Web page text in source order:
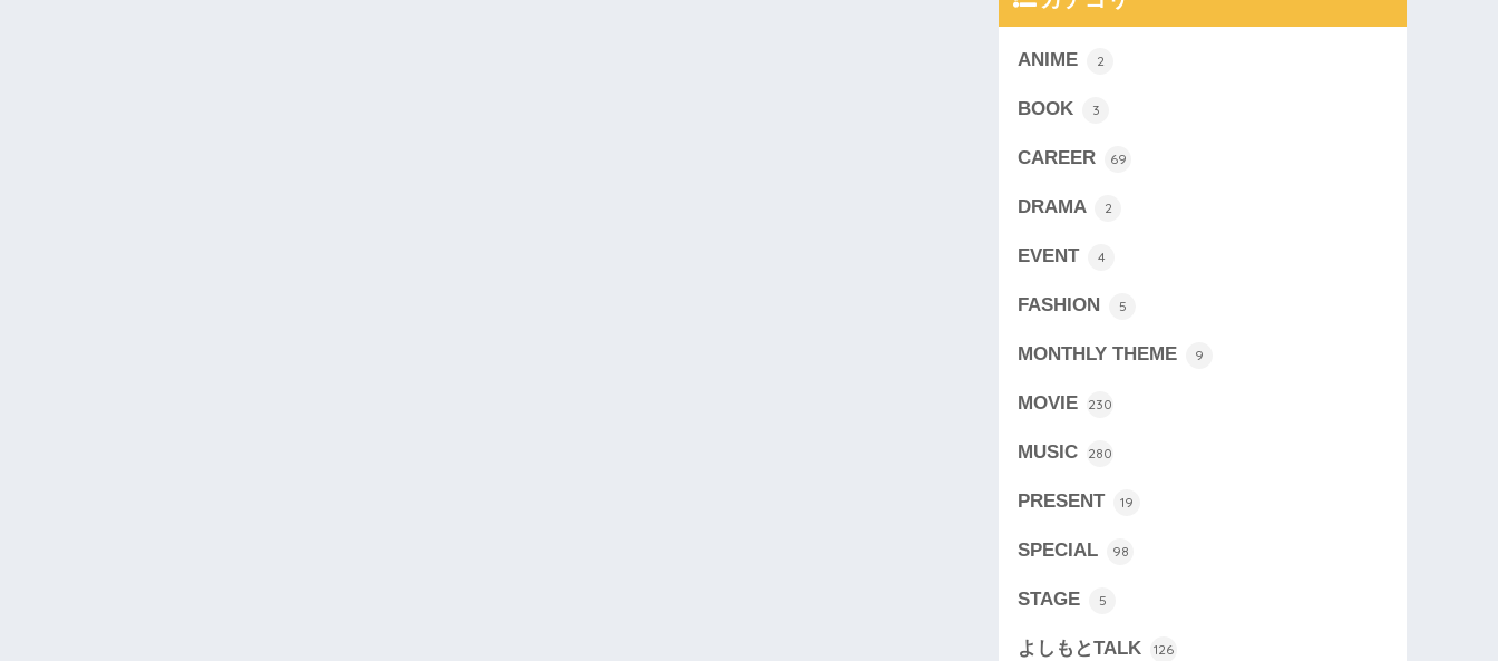
ANIME 2
BOOK 3
CAREER 69
DRAMA 2
EVENT 4
FASHION 5
MONTHLY THEME 9
MOVIE 230
MUSIC 280
PRESENT 19
SPECIAL 98
STAGE 5
よしもとTALK 126